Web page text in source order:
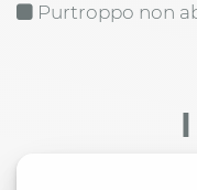
Purtroppo non